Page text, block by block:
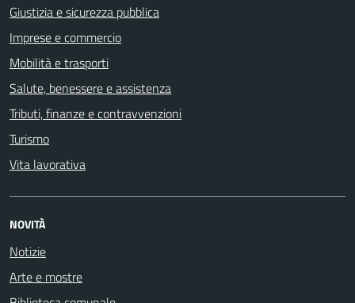
Giustizia e sicurezza pubblica
Imprese e commercio
Mobilità e trasporti
Salute, benessere e assistenza
Tributi, finanze e contravvenzioni
Turismo
Vita lavorativa
NOVITÀ
Notizie
Arte e mostre